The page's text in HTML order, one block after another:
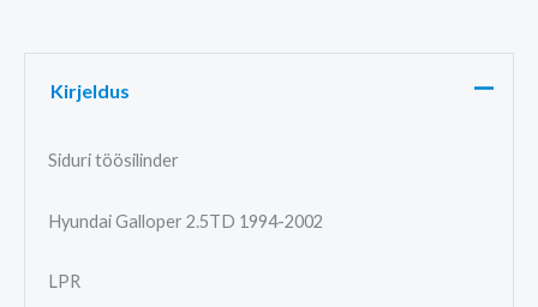
Kirjeldus
Siduri töösilinder
Hyundai Galloper 2.5TD 1994-2002
LPR